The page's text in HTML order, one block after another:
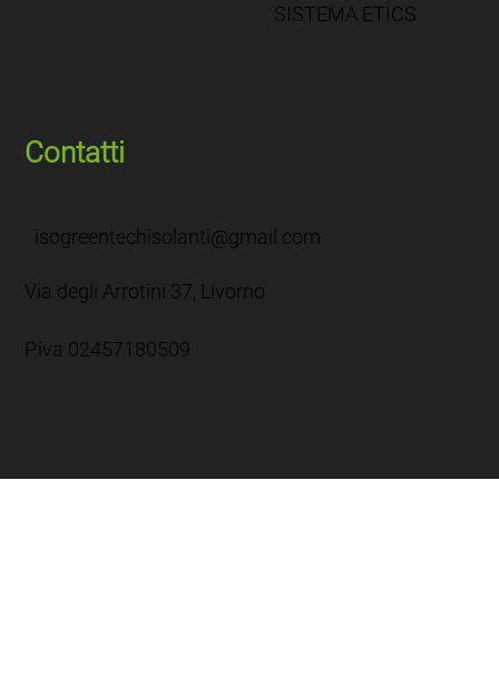
SISTEMA ETICS
Contatti
isogreentechisolanti@gmail.com
Via degli Arrotini 37, Livorno
P.iva 02457180509